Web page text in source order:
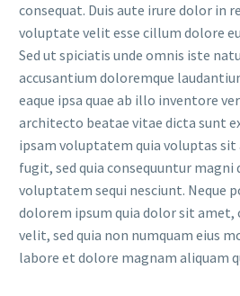
consequat. Duis aute irure dolor in
voluptate velit esse cillum dolore
Sed ut spiciatis unde omnis iste
accusantium doloremque
eaque ipsa quae ab illo inventore
architecto beatae vitae dicta sunt
ipsam voluptatem quia voluptas
fugit, sed quia consequuntur magni
voluptatem sequi nesciunt. Neque
dolorem ipsum quia dolor sit amet,
velit, sed quia non numquam eius
labore et dolore magnam aliquam